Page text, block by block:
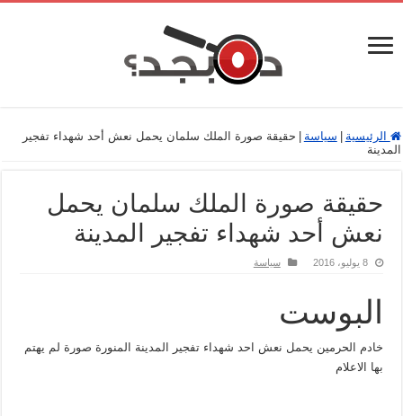
الرئيسية سياسة
حقيقة صورة الملك سلمان يحمل نعش أحد شهداء تفجير
المدينة
حقيقة صورة الملك سلمان يحمل
نعش أحد شهداء تفجير المدينة
8 يوليو، 2016 سياسة
البوست
خادم الحرمين يحمل نعش احد شهداء تفجير المدينة المنورة صورة لم يهتم
بها الاعلام